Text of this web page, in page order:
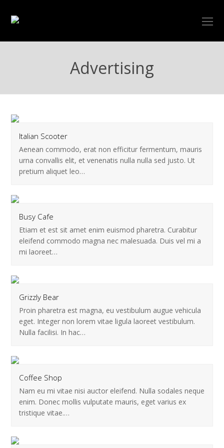
Advertising
Italian Scooter
Aenean commodo, erat non efficitur fermentum, mauris
urna convallis elit, et venenatis nulla nulla sed justo. Ut
pretium aliquet leo…
Busy Cafe
Etiam et est sit amet enim euismod pharetra. Curabitur
eleifend commodo magna nec malesuada. Duis vel mi a
mi laoreet…
Grizzly Bear
Proin pharetra est magna, eu vestibulum augue vehicula
eget. Integer non lorem vitae ligula laoreet vestibulum.
Nulla facilisi. In hac…
Coffee Shop
Nam eu mi vitae nisi auctor eleifend. Nulla sodales neque
enim. Donec mollis vulputate mauris, eget varius ex
tristique vitae.…